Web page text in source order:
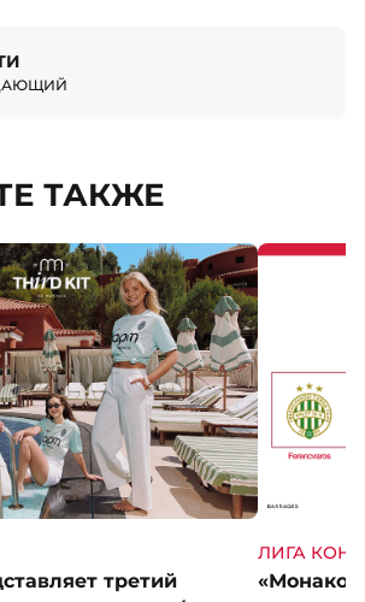
ТАКЖЕ
третий
ЛИГА
«Монако»